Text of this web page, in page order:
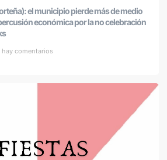
el municipio pierde más de medio
económica por la no celebración
hay comentarios